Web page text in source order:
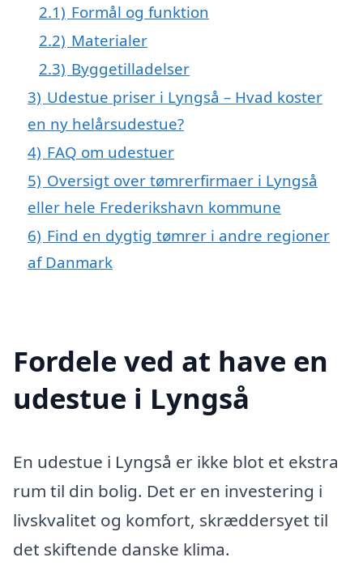
2.1) Formål og funktion
2.2) Materialer
2.3) Byggetilladelser
3) Udestue priser i Lyngså – Hvad koster
en ny helårsudestue?
4) FAQ om udestuer
5) Oversigt over tømrerfirmaer i Lyngså
eller hele Frederikshavn kommune
6) Find en dygtig tømrer i andre regioner
af Danmark
Fordele ved at have en
udestue i Lyngså
En udestue i Lyngså er ikke blot et ekstra
rum til din bolig. Det er en investering i
livskvalitet og komfort, skræddersyet til
det skiftende danske klima.